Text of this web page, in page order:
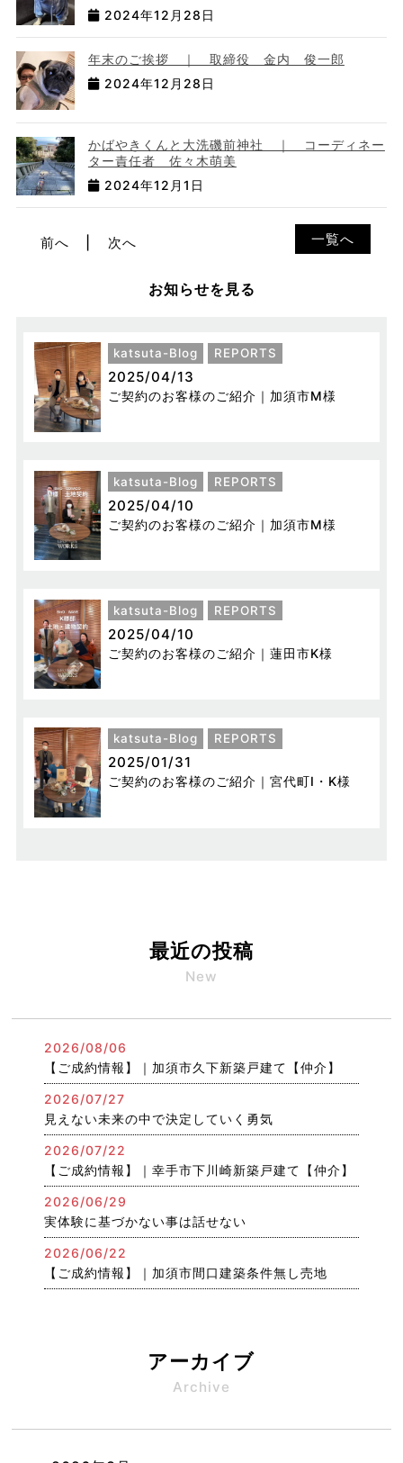
2024年12月28日
年末のご挨拶 ｜ 取締役 金内 俊一郎
2024年12月28日
かばやきくんと大洗磯前神社 ｜ コーディネー
ター責任者 佐々木萌美
2024年12月1日
一覧へ
前へ 次へ
お知らせを見る
katsuta-Blog REPORTS
2025/04/13
ご契約のお客様のご紹介｜加須市M様
katsuta-Blog REPORTS
2025/04/10
ご契約のお客様のご紹介｜加須市M様
katsuta-Blog REPORTS
2025/04/10
ご契約のお客様のご紹介｜蓮田市K様
katsuta-Blog REPORTS
2025/01/31
ご契約のお客様のご紹介｜宮代町I・K様
最近の投稿
New
2026/08/06
【ご成約情報】｜加須市久下新築戸建て【仲介】
2026/07/27
見えない未来の中で決定していく勇気
2026/07/22
【ご成約情報】｜幸手市下川崎新築戸建て【仲介】
2026/06/29
実体験に基づかない事は話せない
2026/06/22
【ご成約情報】｜加須市間口建築条件無し売地
アーカイブ
Archive